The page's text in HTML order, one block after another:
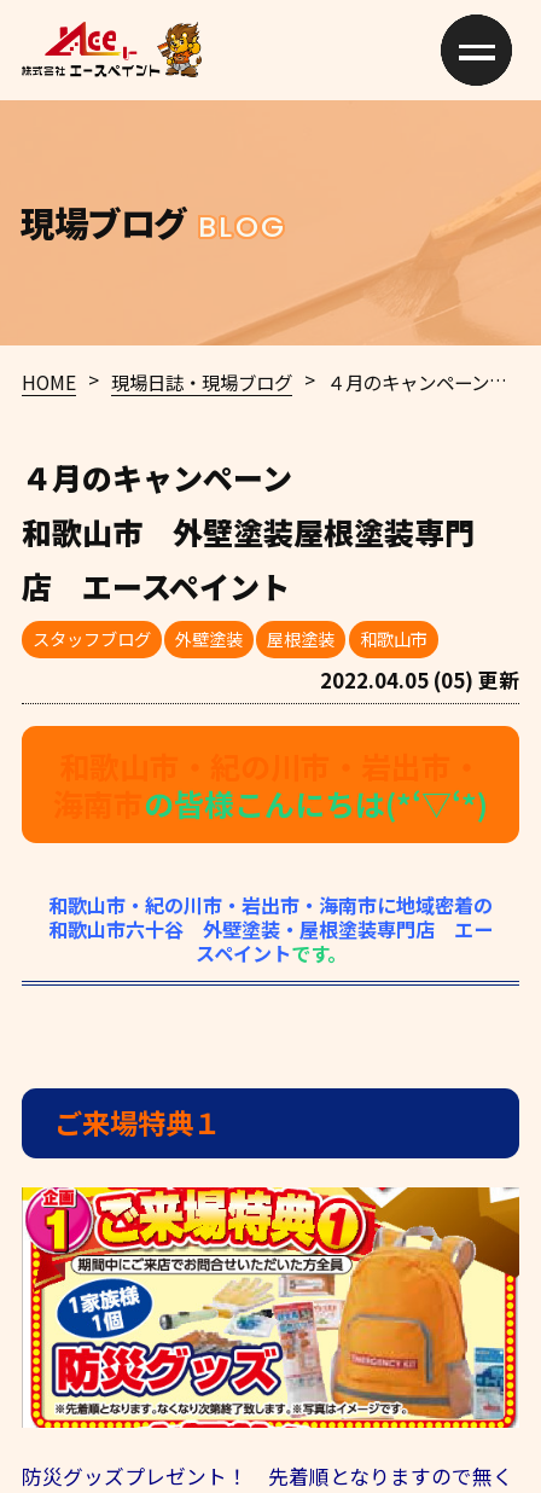
現場ブログ BLOG
HOME > 現場日誌・現場ブログ > ４月のキャンペーン和歌
４月のキャンペーン
和歌山市 外壁塗装屋根塗装専門
店 エースペイント
スタッフブログ 外壁塗装 屋根塗装 和歌山市
2022.04.05 (05) 更新
の皆様こんにちは(*‘▽‘*)
和歌山市・紀の川市・岩出市・海南市に地域密着の
和歌山市六十谷 外壁塗装・屋根塗装専門店 エー
スペイントです。
ご来場特典１
防災グッズプレゼント！ 先着順となりますので無く